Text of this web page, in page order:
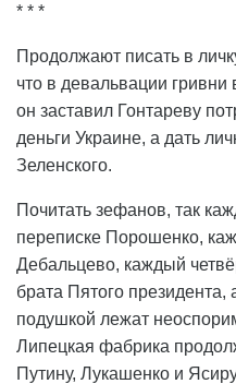
* * *
Продолжают писать в
что в девальвации
он заставил Гонтареву
деньги Украине, а дать
Зеленского.
Почитать зефанов, так
переписке Порошенко,
Дебальцево, каждый
брата Пятого президента,
подушкой лежат
Липецкая фабрика
Путину, Лукашенко и